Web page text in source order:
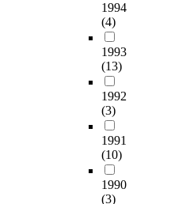
1994
(4)
1993
(13)
1992
(3)
1991
(10)
1990
(3)